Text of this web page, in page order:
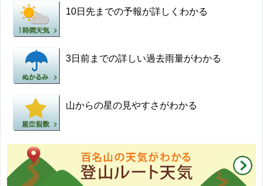
10日先までの予報が詳しくわかる
3日前までの詳しい過去雨量がわかる
山からの星の見やすさがわかる